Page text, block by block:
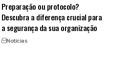
Preparação ou protocolo?
Descubra a diferença crucial para
a segurança da sua organização
Notícias